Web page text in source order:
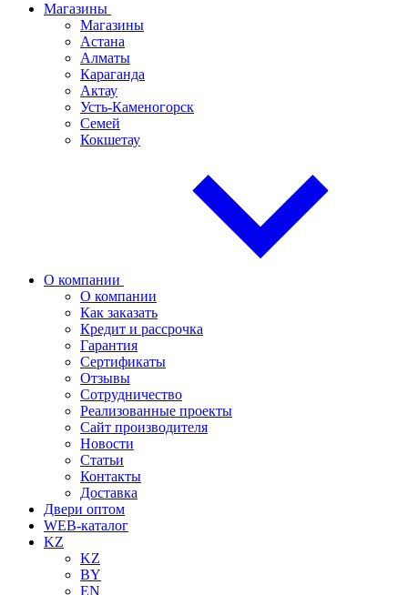
Магазины
Магазины
Астана
Алматы
Караганда
Актау
Усть-Каменогорск
Семей
Кокшетау
О компании
О компании
Как заказать
Кредит и рассрочка
Гарантия
Сертификаты
Отзывы
Сотрудничество
Реализованные проекты
Сайт производителя
Новости
Статьи
Контакты
Доставка
Двери оптом
WEB-каталог
KZ
KZ
BY
EN